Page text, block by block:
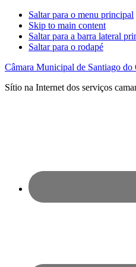
Saltar para o menu principal
Skip to main content
Saltar para a barra lateral
Saltar para o rodapé
Câmara Municipal de Santiago do
Sítio na Internet dos serviços